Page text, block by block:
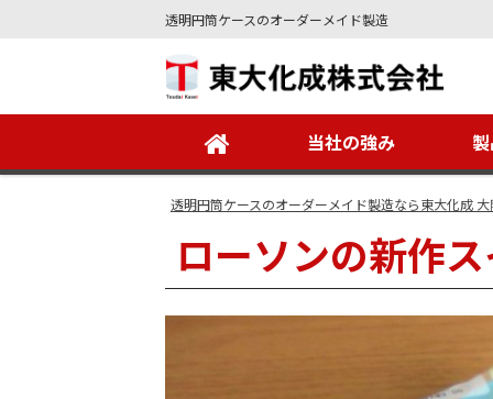
透明円筒ケースのオーダーメイド製造
当社の強み
透明円筒ケースのオーダーメイド製造なら東大化成
ローソンの新作